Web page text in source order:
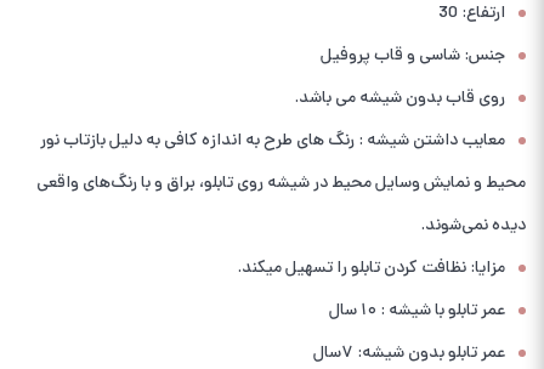
ارتفاع: 30
جنس: شاسی و قاب پروفیل
روی قاب بدون شیشه می باشد.
معایب داشتن شیشه : رنگ های طرح به اندازه کافی به دلیل بازتاب نور
محیط و نمایش وسایل محیط در شیشه روی تابلو، براق و با رنگ‌های واقعی
دیده نمی‌شوند.
مزایا: نظافت کردن تابلو را تسهیل میکند.
عمر تابلو با شیشه : ۱۰ سال
عمر تابلو بدون شیشه: ۷سال